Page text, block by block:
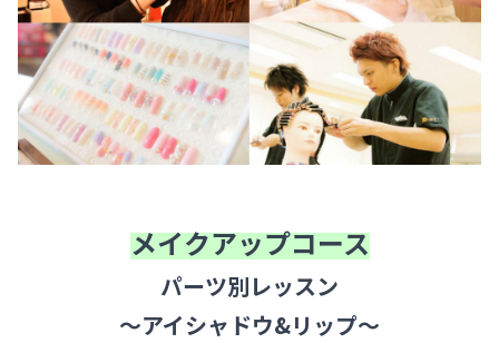
メイクアップコース
パーツ別レッスン
～アイシャドウ&リップ～